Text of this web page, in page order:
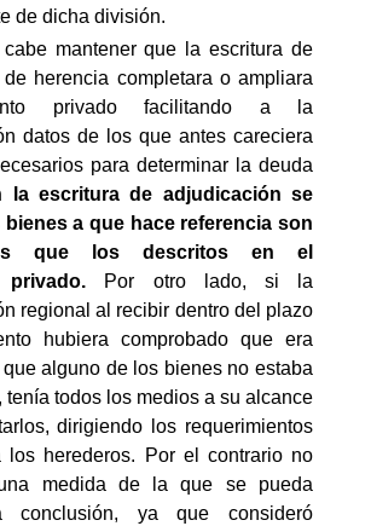
de dicha división.
cabe mantener que la escritura de
herencia completara o ampliara
privado facilitando a la
datos de los que antes careciera
para determinar la deuda
la escritura de adjudicación se
a que hace referencia son
que los descritos en el
privado. Por otro lado, si la
regional al recibir dentro del plazo
hubiera comprobado que era
alguno de los bienes no estaba
tenía todos los medios a su alcance
dirigiendo los requerimientos
los herederos. Por el contrario no
medida de la que se pueda
conclusión, ya que consideró